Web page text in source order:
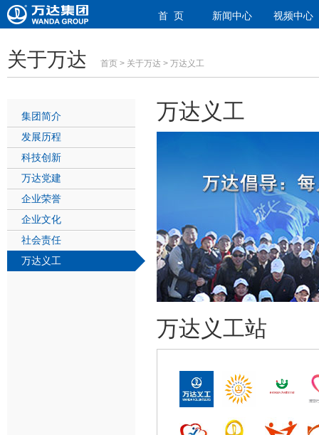
首 页 新闻中心 视频中心
关于万达 首页 > 关于万达 > 万达义工
集团简介
发展历程
科技创新
万达党建
企业荣誉
企业文化
社会责任
万达义工
万达义工
万达义工站